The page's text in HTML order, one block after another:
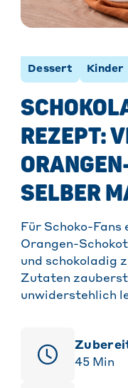
Dessert Kinder
REZEPT:
SELBER
Für Schoko-Fans
Orangen-
und schokoladig
Zutaten zauberst
unwiderstehlich
45 Min